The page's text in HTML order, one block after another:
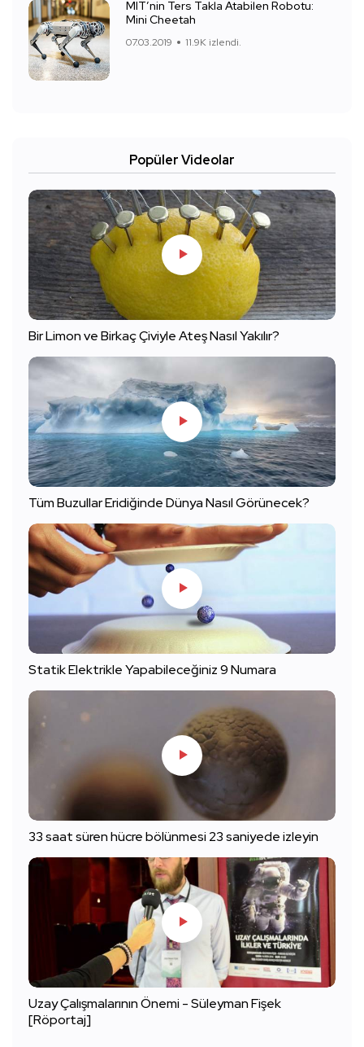
MIT’nin Ters Takla Atabilen Robotu:
Mini Cheetah
07.03.2019 11.9K izlendi.
Popüler Videolar
Bir Limon ve Birkaç Çiviyle Ateş Nasıl Yakılır?
Tüm Buzullar Eridiğinde Dünya Nasıl Görünecek?
Statik Elektrikle Yapabileceğiniz 9 Numara
33 saat süren hücre bölünmesi 23 saniyede izleyin
Uzay Çalışmalarının Önemi - Süleyman Fişek
[Röportaj]